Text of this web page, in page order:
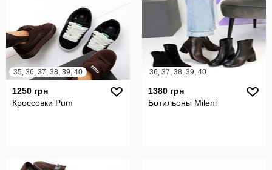
35, 36, 37, 38, 39, 40
1250 грн
Кроссовки Pum
36, 37, 38, 39, 40
1380 грн
Ботильоны Mileni